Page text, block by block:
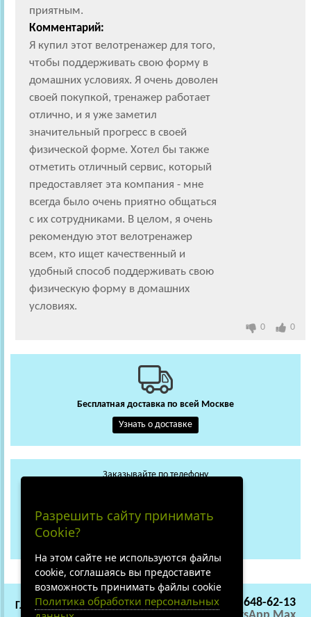
приятным.
Комментарий:
Я купил этот велотренажер для того,
чтобы поддерживать свою форму в
домашних условиях. Я очень доволен
своей покупкой, тренажер работает
отлично, и я уже заметил
значительный прогресс в своей
физической форме. Хотел бы также
отметить отличный сервис, который
предоставляет эта компания - мне
всегда было очень приятно общаться
с их сотрудниками. В целом, я очень
рекомендую этот велотренажер
всем, кто ищет качественный и
удобный способ поддерживать свою
физическую форму в домашних
условиях.
0 0
Бесплатная доставка по всей Москве
Узнать о доставке
Заказывайте по телефону
+7 (919) 018-29-56
+7 (495) 648-62-13
ГЛАВНАЯ СОТРУДНИЧЕСТВО
Разрешить сайту принимать
Cookie?
На этом сайте не используются файлы
cookie, соглашаясь вы предоставите
возможность принимать файлы cookie
Политика обработки персональных